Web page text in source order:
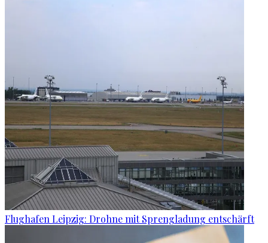
Flughafen Leipzig: Drohne mit Sprengladung entschärft